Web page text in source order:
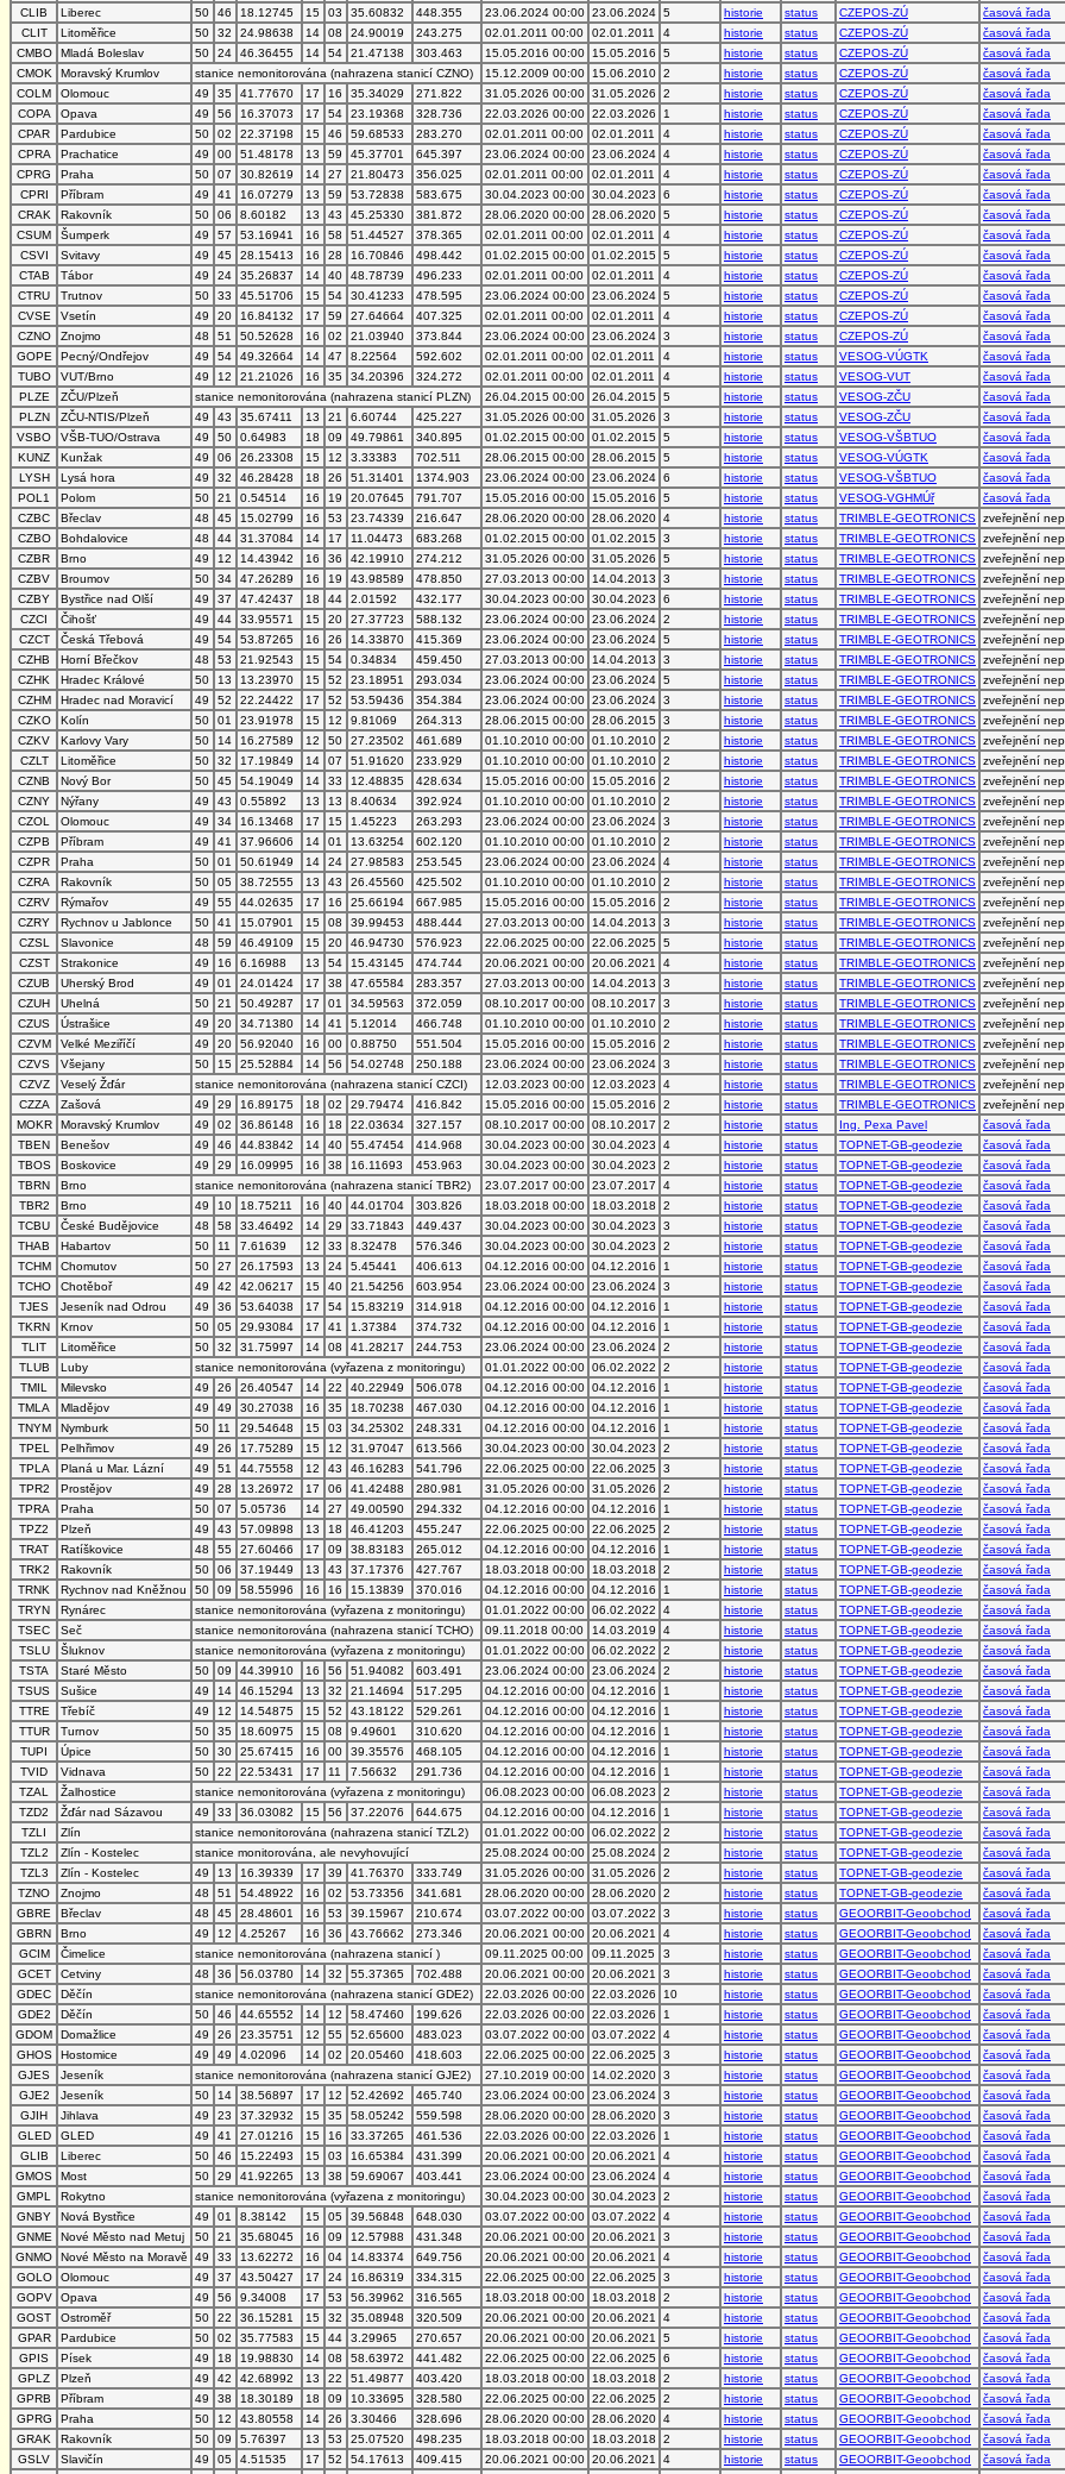
CLIB
Liberec 50 46 18.12745 15 03 35.60832 448.355 23.06.2024 00:00 23.06.2024 5 historie status CZEPOS-ZÚ
časová řada
CLIT
Litoměřice 50 32 24.98638 14 08 24.90019 243.275 02.01.2011 00:00 02.01.2011 4 historie status CZEPOS-ZÚ
časová řada
CMBO
Mladá Boleslav 50 24 46.36455 14 54 21.47138 303.463 15.05.2016 00:00 15.05.2016 5 historie status CZEPOS-ZÚ
časová řada
CMOK
Moravský Krumlov stanice nemonitorována (nahrazena stanicí CZNO) 15.12.2009 00:00 15.06.2010 2 historie status CZEPOS-ZÚ
časová řada
COLM
Olomouc 49 35 41.77670 17 16 35.34029 271.822 31.05.2026 00:00 31.05.2026 2 historie status CZEPOS-ZÚ
časová řada
COPA
Opava 49 56 16.37073 17 54 23.19368 328.736 22.03.2026 00:00 22.03.2026 1 historie status CZEPOS-ZÚ
časová řada
CPAR
Pardubice 50 02 22.37198 15 46 59.68533 283.270 02.01.2011 00:00 02.01.2011 4 historie status CZEPOS-ZÚ
časová řada
CPRA
Prachatice 49 00 51.48178 13 59 45.37701 645.397 23.06.2024 00:00 23.06.2024 4 historie status CZEPOS-ZÚ
časová řada
CPRG
Praha 50 07 30.82619 14 27 21.80473 356.025 02.01.2011 00:00 02.01.2011 4 historie status CZEPOS-ZÚ
časová řada
CPRI
Příbram 49 41 16.07279 13 59 53.72838 583.675 30.04.2023 00:00 30.04.2023 6 historie status CZEPOS-ZÚ
časová řada
CRAK
Rakovník 50 06 8.60182 13 43 45.25330 381.872 28.06.2020 00:00 28.06.2020 5 historie status CZEPOS-ZÚ
časová řada
CSUM
Šumperk 49 57 53.16941 16 58 51.44527 378.365 02.01.2011 00:00 02.01.2011 4 historie status CZEPOS-ZÚ
časová řada
CSVI
Svitavy 49 45 28.15413 16 28 16.70846 498.442 01.02.2015 00:00 01.02.2015 5 historie status CZEPOS-ZÚ
časová řada
CTAB
Tábor 49 24 35.26837 14 40 48.78739 496.233 02.01.2011 00:00 02.01.2011 4 historie status CZEPOS-ZÚ
časová řada
CTRU
Trutnov 50 33 45.51706 15 54 30.41233 478.595 23.06.2024 00:00 23.06.2024 5 historie status CZEPOS-ZÚ
časová řada
CVSE
Vsetín 49 20 16.84132 17 59 27.64664 407.325 02.01.2011 00:00 02.01.2011 4 historie status CZEPOS-ZÚ
časová řada
CZNO
Znojmo 48 51 50.52628 16 02 21.03940 373.844 23.06.2024 00:00 23.06.2024 3 historie status CZEPOS-ZÚ
časová řada
GOPE
Pecný/Ondřejov 49 54 49.32664 14 47 8.22564 592.602 02.01.2011 00:00 02.01.2011 4 historie status VESOG-VÚGTK
časová řada
TUBO
VUT/Brno 49 12 21.21026 16 35 34.20396 324.272 02.01.2011 00:00 02.01.2011 4 historie status VESOG-VUT
časová řada
PLZE
ZČU/Plzeň stanice nemonitorována (nahrazena stanicí PLZN) 26.04.2015 00:00 26.04.2015 5 historie status VESOG-ZČU
časová řada
PLZN
ZČU-NTIS/Plzeň 49 43 35.67411 13 21 6.60744 425.227 31.05.2026 00:00 31.05.2026 3 historie status VESOG-ZČU
časová řada
VSBO
VŠB-TUO/Ostrava 49 50 0.64983 18 09 49.79861 340.895 01.02.2015 00:00 01.02.2015 5 historie status VESOG-VŠBTUO
časová řada
KUNZ
Kunžak 49 06 26.23308 15 12 3.33383 702.511 28.06.2015 00:00 28.06.2015 5 historie status VESOG-VÚGTK
časová řada
LYSH
Lysá hora 49 32 46.28428 18 26 51.31401 1374.903 23.06.2024 00:00 23.06.2024 6 historie status VESOG-VŠBTUO
časová řada
POL1
Polom 50 21 0.54514 16 19 20.07645 791.707 15.05.2016 00:00 15.05.2016 5 historie status VESOG-VGHMÚř
časová řada
CZBC
Břeclav 48 45 15.02799 16 53 23.74339 216.647 28.06.2020 00:00 28.06.2020 4 historie status TRIMBLE-GEOTRONICS zveřejnění
CZBO
Bohdalovice 48 44 31.37084 14 17 11.04473 683.268 01.02.2015 00:00 01.02.2015 3 historie status TRIMBLE-GEOTRONICS zveřejnění
CZBR
Brno 49 12 14.43942 16 36 42.19910 274.212 31.05.2026 00:00 31.05.2026 5 historie status TRIMBLE-GEOTRONICS zveřejnění
CZBV
Broumov 50 34 47.26289 16 19 43.98589 478.850 27.03.2013 00:00 14.04.2013 3 historie status TRIMBLE-GEOTRONICS zveřejnění
CZBY
Bystřice nad Olší 49 37 47.42437 18 44 2.01592 432.177 30.04.2023 00:00 30.04.2023 6 historie status TRIMBLE-GEOTRONICS zveřejnění
CZCI
Čihošť 49 44 33.95571 15 20 27.37723 588.132 23.06.2024 00:00 23.06.2024 2 historie status TRIMBLE-GEOTRONICS zveřejnění
CZCT
Česká Třebová 49 54 53.87265 16 26 14.33870 415.369 23.06.2024 00:00 23.06.2024 5 historie status TRIMBLE-GEOTRONICS zveřejnění
CZHB
Horní Břečkov 48 53 21.92543 15 54 0.34834 459.450 27.03.2013 00:00 14.04.2013 3 historie status TRIMBLE-GEOTRONICS zveřejnění
CZHK
Hradec Králové 50 13 13.23970 15 52 23.18951 293.034 23.06.2024 00:00 23.06.2024 5 historie status TRIMBLE-GEOTRONICS zveřejnění
CZHM
Hradec nad Moravicí 49 52 22.24422 17 52 53.59436 354.384 23.06.2024 00:00 23.06.2024 3 historie status TRIMBLE-GEOTRONICS zveřejnění
CZKO
Kolín 50 01 23.91978 15 12 9.81069 264.313 28.06.2015 00:00 28.06.2015 3 historie status TRIMBLE-GEOTRONICS zveřejnění
CZKV
Karlovy Vary 50 14 16.27589 12 50 27.23502 461.689 01.10.2010 00:00 01.10.2010 2 historie status TRIMBLE-GEOTRONICS zveřejnění
CZLT
Litoměřice 50 32 17.19849 14 07 51.91620 233.929 01.10.2010 00:00 01.10.2010 2 historie status TRIMBLE-GEOTRONICS zveřejnění
CZNB
Nový Bor 50 45 54.19049 14 33 12.48835 428.634 15.05.2016 00:00 15.05.2016 2 historie status TRIMBLE-GEOTRONICS zveřejnění
CZNY
Nýřany 49 43 0.55892 13 13 8.40634 392.924 01.10.2010 00:00 01.10.2010 2 historie status TRIMBLE-GEOTRONICS zveřejnění
CZOL
Olomouc 49 34 16.13468 17 15 1.45223 263.293 23.06.2024 00:00 23.06.2024 3 historie status TRIMBLE-GEOTRONICS zveřejnění
CZPB
Příbram 49 41 37.96606 14 01 13.63254 602.120 01.10.2010 00:00 01.10.2010 2 historie status TRIMBLE-GEOTRONICS zveřejnění
CZPR
Praha 50 01 50.61949 14 24 27.98583 253.545 23.06.2024 00:00 23.06.2024 4 historie status TRIMBLE-GEOTRONICS zveřejnění
CZRA
Rakovník 50 05 38.72555 13 43 26.45560 425.502 01.10.2010 00:00 01.10.2010 2 historie status TRIMBLE-GEOTRONICS zveřejnění
CZRV
Rýmařov 49 55 44.02635 17 16 25.66194 667.985 15.05.2016 00:00 15.05.2016 2 historie status TRIMBLE-GEOTRONICS zveřejnění
CZRY
Rychnov u Jablonce 50 41 15.07901 15 08 39.99453 488.444 27.03.2013 00:00 14.04.2013 3 historie status TRIMBLE-GEOTRONICS zveřejnění
CZSL
Slavonice 48 59 46.49109 15 20 46.94730 576.923 22.06.2025 00:00 22.06.2025 5 historie status TRIMBLE-GEOTRONICS zveřejnění
CZST
Strakonice 49 16 6.16988 13 54 15.43145 474.744 20.06.2021 00:00 20.06.2021 4 historie status TRIMBLE-GEOTRONICS zveřejnění
CZUB
Uherský Brod 49 01 24.01424 17 38 47.65584 283.357 27.03.2013 00:00 14.04.2013 3 historie status TRIMBLE-GEOTRONICS zveřejnění
CZUH
Uhelná 50 21 50.49287 17 01 34.59563 372.059 08.10.2017 00:00 08.10.2017 3 historie status TRIMBLE-GEOTRONICS zveřejnění
CZUS
Ústrašice 49 20 34.71380 14 41 5.12014 466.748 01.10.2010 00:00 01.10.2010 2 historie status TRIMBLE-GEOTRONICS zveřejnění
CZVM
Velké Meziříčí 49 20 56.92040 16 00 0.88750 551.504 15.05.2016 00:00 15.05.2016 2 historie status TRIMBLE-GEOTRONICS zveřejnění
CZVS
Všejany 50 15 25.52884 14 56 54.02748 250.188 23.06.2024 00:00 23.06.2024 3 historie status TRIMBLE-GEOTRONICS zveřejnění
CZVZ
Veselý Žďár stanice nemonitorována (nahrazena stanicí CZCI) 12.03.2023 00:00 12.03.2023 4 historie status TRIMBLE-GEOTRONICS zveřejnění
CZZA
Zašová 49 29 16.89175 18 02 29.79474 416.842 15.05.2016 00:00 15.05.2016 2 historie status TRIMBLE-GEOTRONICS zveřejnění
MOKR
Moravský Krumlov 49 02 36.86148 16 18 22.03634 327.157 08.10.2017 00:00 08.10.2017 2 historie status Ing. Pexa Pavel
časová řada
TBEN
Benešov 49 46 44.83842 14 40 55.47454 414.968 30.04.2023 00:00 30.04.2023 4 historie status TOPNET-GB-geodezie
časová řada
TBOS
Boskovice 49 29 16.09995 16 38 16.11693 453.963 30.04.2023 00:00 30.04.2023 2 historie status TOPNET-GB-geodezie
časová řada
TBRN
Brno stanice nemonitorována (nahrazena stanicí TBR2) 23.07.2017 00:00 23.07.2017 4 historie status TOPNET-GB-geodezie
časová řada
TBR2
Brno 49 10 18.75211 16 40 44.01704 303.826 18.03.2018 00:00 18.03.2018 2 historie status TOPNET-GB-geodezie
časová řada
TCBU
České Budějovice 48 58 33.46492 14 29 33.71843 449.437 30.04.2023 00:00 30.04.2023 3 historie status TOPNET-GB-geodezie
časová řada
THAB
Habartov 50 11 7.61639 12 33 8.32478 576.346 30.04.2023 00:00 30.04.2023 2 historie status TOPNET-GB-geodezie
časová řada
TCHM
Chomutov 50 27 26.17593 13 24 5.45441 406.613 04.12.2016 00:00 04.12.2016 1 historie status TOPNET-GB-geodezie
časová řada
TCHO
Chotěboř 49 42 42.06217 15 40 21.54256 603.954 23.06.2024 00:00 23.06.2024 3 historie status TOPNET-GB-geodezie
časová řada
TJES
Jeseník nad Odrou 49 36 53.64038 17 54 15.83219 314.918 04.12.2016 00:00 04.12.2016 1 historie status TOPNET-GB-geodezie
časová řada
TKRN
Krnov 50 05 29.93084 17 41 1.37384 374.732 04.12.2016 00:00 04.12.2016 1 historie status TOPNET-GB-geodezie
časová řada
TLIT
Litoměřice 50 32 31.75997 14 08 41.28217 244.753 23.06.2024 00:00 23.06.2024 2 historie status TOPNET-GB-geodezie
časová řada
TLUB
Luby stanice nemonitorována (vyřazena z monitoringu) 01.01.2022 00:00 06.02.2022 2 historie status TOPNET-GB-geodezie
časová řada
TMIL
Milevsko 49 26 26.40547 14 22 40.22949 506.078 04.12.2016 00:00 04.12.2016 1 historie status TOPNET-GB-geodezie
časová řada
TMLA
Mladějov 49 49 30.27038 16 35 18.70238 467.030 04.12.2016 00:00 04.12.2016 1 historie status TOPNET-GB-geodezie
časová řada
TNYM
Nymburk 50 11 29.54648 15 03 34.25302 248.331 04.12.2016 00:00 04.12.2016 1 historie status TOPNET-GB-geodezie
časová řada
TPEL
Pelhřimov 49 26 17.75289 15 12 31.97047 613.566 30.04.2023 00:00 30.04.2023 2 historie status TOPNET-GB-geodezie
časová řada
TPLA
Planá u Mar. Lázní 49 51 44.75558 12 43 46.16283 541.796 22.06.2025 00:00 22.06.2025 3 historie status TOPNET-GB-geodezie
časová řada
TPR2
Prostějov 49 28 13.26972 17 06 41.42488 280.981 31.05.2026 00:00 31.05.2026 2 historie status TOPNET-GB-geodezie
časová řada
TPRA
Praha 50 07 5.05736 14 27 49.00590 294.332 04.12.2016 00:00 04.12.2016 1 historie status TOPNET-GB-geodezie
časová řada
TPZ2
Plzeň 49 43 57.09898 13 18 46.41203 455.247 22.06.2025 00:00 22.06.2025 2 historie status TOPNET-GB-geodezie
časová řada
TRAT
Ratíškovice 48 55 27.60466 17 09 38.83183 265.012 04.12.2016 00:00 04.12.2016 1 historie status TOPNET-GB-geodezie
časová řada
TRK2
Rakovník 50 06 37.19449 13 43 37.17376 427.767 18.03.2018 00:00 18.03.2018 2 historie status TOPNET-GB-geodezie
časová řada
TRNK
Rychnov nad Kněžnou 50 09 58.55996 16 16 15.13839 370.016 04.12.2016 00:00 04.12.2016 1 historie status TOPNET-GB-geodezie
časová řada
TRYN
Rynárec stanice nemonitorována (vyřazena z monitoringu) 01.01.2022 00:00 06.02.2022 4 historie status TOPNET-GB-geodezie
časová řada
TSEC
Seč stanice nemonitorována (nahrazena stanicí TCHO) 09.11.2018 00:00 14.03.2019 4 historie status TOPNET-GB-geodezie
časová řada
TSLU
Šluknov stanice nemonitorována (vyřazena z monitoringu) 01.01.2022 00:00 06.02.2022 2 historie status TOPNET-GB-geodezie
časová řada
TSTA
Staré Město 50 09 44.39910 16 56 51.94082 603.491 23.06.2024 00:00 23.06.2024 2 historie status TOPNET-GB-geodezie
časová řada
TSUS
Sušice 49 14 46.15294 13 32 21.14694 517.295 04.12.2016 00:00 04.12.2016 1 historie status TOPNET-GB-geodezie
časová řada
TTRE
Třebíč 49 12 14.54875 15 52 43.18122 529.261 04.12.2016 00:00 04.12.2016 1 historie status TOPNET-GB-geodezie
časová řada
TTUR
Turnov 50 35 18.60975 15 08 9.49601 310.620 04.12.2016 00:00 04.12.2016 1 historie status TOPNET-GB-geodezie
časová řada
TUPI
Úpice 50 30 25.67415 16 00 39.35576 468.105 04.12.2016 00:00 04.12.2016 1 historie status TOPNET-GB-geodezie
časová řada
TVID
Vidnava 50 22 22.53431 17 11 7.56632 291.736 04.12.2016 00:00 04.12.2016 1 historie status TOPNET-GB-geodezie
časová řada
TZAL
Žalhostice stanice nemonitorována (vyřazena z monitoringu) 06.08.2023 00:00 06.08.2023 2 historie status TOPNET-GB-geodezie
časová řada
TZD2
Žďár nad Sázavou 49 33 36.03082 15 56 37.22076 644.675 04.12.2016 00:00 04.12.2016 1 historie status TOPNET-GB-geodezie
časová řada
TZLI
Zlín stanice nemonitorována (nahrazena stanicí TZL2) 01.01.2022 00:00 06.02.2022 2 historie status TOPNET-GB-geodezie
časová řada
TZL2
Zlín - Kostelec stanice monitorována, ale nevyhovující 25.08.2024 00:00 25.08.2024 2 historie status TOPNET-GB-geodezie
časová řada
TZL3
Zlín - Kostelec 49 13 16.39339 17 39 41.76370 333.749 31.05.2026 00:00 31.05.2026 2 historie status TOPNET-GB-geodezie
časová řada
TZNO
Znojmo 48 51 54.48922 16 02 53.73356 341.681 28.06.2020 00:00 28.06.2020 2 historie status TOPNET-GB-geodezie
časová řada
GBRE
Břeclav 48 45 28.48601 16 53 39.15967 210.674 03.07.2022 00:00 03.07.2022 3 historie status GEOORBIT-Geoobchod
časová řada
GBRN
Brno 49 12 4.25267 16 36 43.76662 273.346 20.06.2021 00:00 20.06.2021 4 historie status GEOORBIT-Geoobchod
časová řada
GCIM
Čimelice stanice nemonitorována (nahrazena stanicí ) 09.11.2025 00:00 09.11.2025 3 historie status GEOORBIT-Geoobchod
časová řada
GCET
Cetviny 48 36 56.03780 14 32 55.37365 702.488 20.06.2021 00:00 20.06.2021 3 historie status GEOORBIT-Geoobchod
časová řada
GDEC
Děčín stanice nemonitorována (nahrazena stanicí GDE2) 22.03.2026 00:00 22.03.2026 10 historie status GEOORBIT-Geoobchod
časová řada
GDE2
Děčín 50 46 44.65552 14 12 58.47460 199.626 22.03.2026 00:00 22.03.2026 1 historie status GEOORBIT-Geoobchod
časová řada
GDOM
Domažlice 49 26 23.35751 12 55 52.65600 483.023 03.07.2022 00:00 03.07.2022 4 historie status GEOORBIT-Geoobchod
časová řada
GHOS
Hostomice 49 49 4.02096 14 02 20.05460 418.603 22.06.2025 00:00 22.06.2025 3 historie status GEOORBIT-Geoobchod
časová řada
GJES
Jeseník stanice nemonitorována (nahrazena stanicí GJE2) 27.10.2019 00:00 14.02.2020 3 historie status GEOORBIT-Geoobchod
časová řada
GJE2
Jeseník 50 14 38.56897 17 12 52.42692 465.740 23.06.2024 00:00 23.06.2024 3 historie status GEOORBIT-Geoobchod
časová řada
GJIH
Jihlava 49 23 37.32932 15 35 58.05242 559.598 28.06.2020 00:00 28.06.2020 3 historie status GEOORBIT-Geoobchod
časová řada
GLED
GLED 49 41 27.01216 15 16 33.37265 461.536 22.03.2026 00:00 22.03.2026 1 historie status GEOORBIT-Geoobchod
časová řada
GLIB
Liberec 50 46 15.22493 15 03 16.65384 431.399 20.06.2021 00:00 20.06.2021 4 historie status GEOORBIT-Geoobchod
časová řada
GMOS
Most 50 29 41.92265 13 38 59.69067 403.441 23.06.2024 00:00 23.06.2024 4 historie status GEOORBIT-Geoobchod
časová řada
GMPL
Rokytno stanice nemonitorována (vyřazena z monitoringu) 30.04.2023 00:00 30.04.2023 2 historie status GEOORBIT-Geoobchod
časová řada
GNBY
Nová Bystřice 49 01 8.38142 15 05 39.56848 648.030 03.07.2022 00:00 03.07.2022 4 historie status GEOORBIT-Geoobchod
časová řada
GNME
Nové Město nad Metuj 50 21 35.68045 16 09 12.57988 431.348 20.06.2021 00:00 20.06.2021 3 historie status GEOORBIT-Geoobchod
časová řada
GNMO
Nové Město na Moravě 49 33 13.62272 16 04 14.83374 649.756 20.06.2021 00:00 20.06.2021 4 historie status GEOORBIT-Geoobchod
časová řada
GOLO
Olomouc 49 37 43.50427 17 24 16.86319 334.315 22.06.2025 00:00 22.06.2025 3 historie status GEOORBIT-Geoobchod
časová řada
GOPV
Opava 49 56 9.34008 17 53 56.39962 316.565 18.03.2018 00:00 18.03.2018 2 historie status GEOORBIT-Geoobchod
časová řada
GOST
Ostroměř 50 22 36.15281 15 32 35.08948 320.509 20.06.2021 00:00 20.06.2021 4 historie status GEOORBIT-Geoobchod
časová řada
GPAR
Pardubice 50 02 35.77583 15 44 3.29965 270.657 20.06.2021 00:00 20.06.2021 5 historie status GEOORBIT-Geoobchod
časová řada
GPIS
Písek 49 18 19.98830 14 08 58.63972 441.482 22.06.2025 00:00 22.06.2025 6 historie status GEOORBIT-Geoobchod
časová řada
GPLZ
Plzeň 49 42 42.68992 13 22 51.49877 403.420 18.03.2018 00:00 18.03.2018 2 historie status GEOORBIT-Geoobchod
časová řada
GPRB
Příbram 49 38 18.30189 18 09 10.33695 328.580 22.06.2025 00:00 22.06.2025 2 historie status GEOORBIT-Geoobchod
časová řada
GPRG
Praha 50 12 43.80558 14 26 3.30466 328.696 28.06.2020 00:00 28.06.2020 4 historie status GEOORBIT-Geoobchod
časová řada
GRAK
Rakovník 50 09 5.76397 13 53 25.07520 498.235 18.03.2018 00:00 18.03.2018 2 historie status GEOORBIT-Geoobchod
časová řada
GSLV
Slavičín 49 05 4.51535 17 52 54.17613 409.415 20.06.2021 00:00 20.06.2021 4 historie status GEOORBIT-Geoobchod
časová řada